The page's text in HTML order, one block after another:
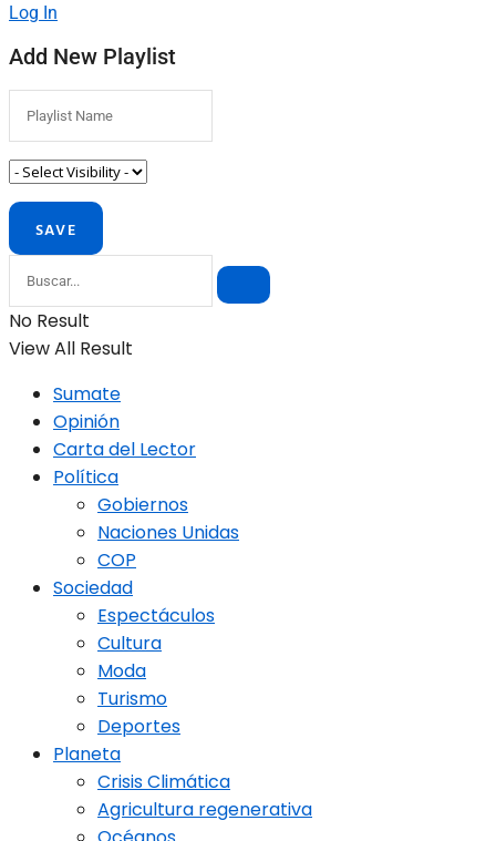
Log In
Add New Playlist
No Result
View All Result
Sumate
Opinión
Carta del Lector
Política
Gobiernos
Naciones Unidas
COP
Sociedad
Espectáculos
Cultura
Moda
Turismo
Deportes
Planeta
Crisis Climática
Agricultura regenerativa